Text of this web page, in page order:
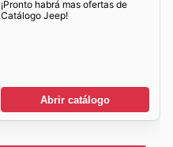
¡Pronto habrá mas ofertas de
Catálogo Jeep!
Abrir catálogo